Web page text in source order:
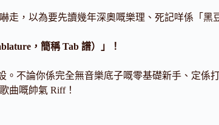
，以為要先讀幾年深奧嘅樂理、死記咩係「黑
，簡稱 Tab 譜）」！
不論你係完全無音樂底子嘅零基礎新手、定係
曲嘅帥氣 Riff！